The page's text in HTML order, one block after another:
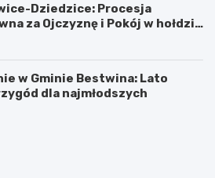
Dziedzice: Procesja
za Ojczyznę i Pokój w hołdzie
w Gminie Bestwina: Lato
dla najmłodszych